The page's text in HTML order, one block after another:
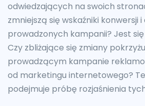
odwiedzających na swoich
zmniejszą się wskaźniki konwersji
prowadzonych kampanii? Jest
Czy zbliżające się zmiany
prowadzącym kampanie
od marketingu internetowego?
podejmuje próbę rozjaśnienia